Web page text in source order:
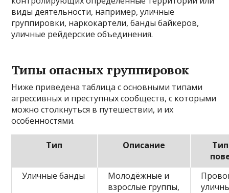
виды деятельности, например, уличные
группировки, наркокартели, банды байкеров,
уличные рейдерские объединения.
Типы опасных группировок
Ниже приведена таблица с основными типами
агрессивных и преступных сообществ, с которыми
можно столкнуться в путешествии, и их
особенностями.
Тип Описание
Уличные банды
Молодёжные и
взрослые группы,